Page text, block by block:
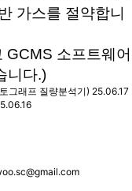
가스를 절약합니
소프트웨어
니다.)
그래프 질량분석기) 25.06.17